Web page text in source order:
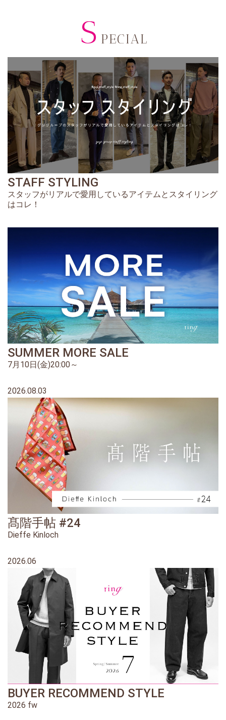
S PECIAL
STAFF STYLING
スタッフがリアルで愛用しているアイテムとスタイリング
はコレ！
SUMMER MORE SALE
7月10日(金)20:00～
2026.08.03
髙階手帖 #24
Dieffe Kinloch
2026.06
BUYER RECOMMEND STYLE
2026 fw